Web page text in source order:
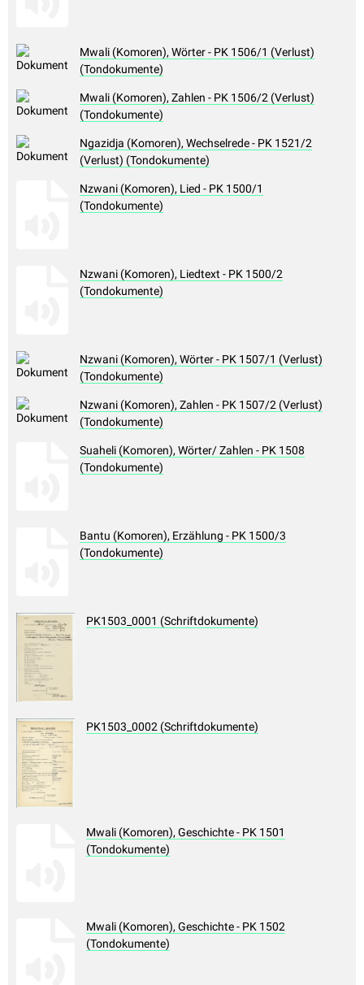
Mwali (Komoren), Wörter - PK 1506/1 (Verlust)
(Tondokumente)
Mwali (Komoren), Zahlen - PK 1506/2 (Verlust)
(Tondokumente)
Ngazidja (Komoren), Wechselrede - PK 1521/2
(Verlust) (Tondokumente)
Nzwani (Komoren), Lied - PK 1500/1
(Tondokumente)
Nzwani (Komoren), Liedtext - PK 1500/2
(Tondokumente)
Nzwani (Komoren), Wörter - PK 1507/1 (Verlust)
(Tondokumente)
Nzwani (Komoren), Zahlen - PK 1507/2 (Verlust)
(Tondokumente)
Suaheli (Komoren), Wörter/ Zahlen - PK 1508
(Tondokumente)
Bantu (Komoren), Erzählung - PK 1500/3
(Tondokumente)
PK1503_0001 (Schriftdokumente)
PK1503_0002 (Schriftdokumente)
Mwali (Komoren), Geschichte - PK 1501
(Tondokumente)
Mwali (Komoren), Geschichte - PK 1502
(Tondokumente)